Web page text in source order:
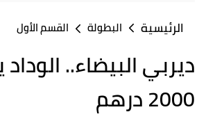
الرئيسية البطولة القسم الأول
ديربي البيضاء..
2000 درهم